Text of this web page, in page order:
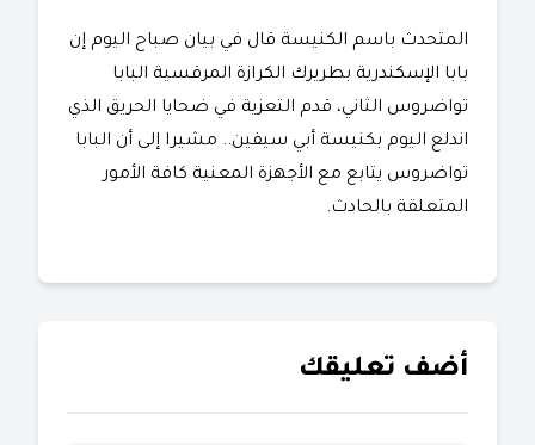
المتحدث باسم الكنيسة قال في بيان صباح اليوم إن
بابا الإسكندرية بطريرك الكرازة المرقسية البابا
تواضروس الثاني، قدم التعزية في ضحايا الحريق الذي
اندلع اليوم بكنيسة أبي سيفين.. مشيرا إلى أن البابا
تواضروس يتابع مع الأجهزة المعنية كافة الأمور
المتعلقة بالحادث.
أضف تعليقك